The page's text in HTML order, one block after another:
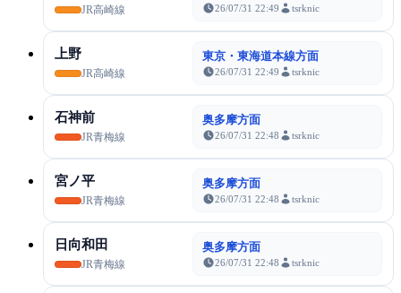
JR高崎線 26/07/31 22:49 tsrknic
上野
JR高崎線
東京・東海道本線方面
26/07/31 22:49 tsrknic
石神前
JR青梅線
奥多摩方面
26/07/31 22:48 tsrknic
宮ノ平
JR青梅線
奥多摩方面
26/07/31 22:48 tsrknic
日向和田
JR青梅線
奥多摩方面
26/07/31 22:48 tsrknic